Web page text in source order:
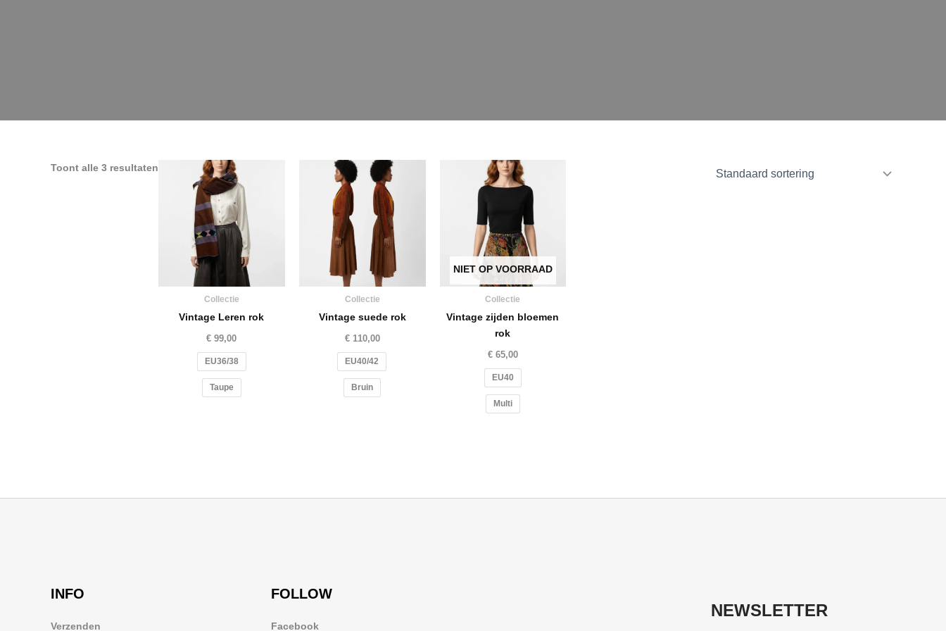
Toont alle 3 resultaten
Collectie
Vintage Leren rok
€ 99,00
EU36/38
Taupe
Collectie
Vintage suede rok
€110,00
EU40/42
Bruin
NIET OP VOORRAAD
Collectie
Vintage zijden bloemen
rok
€65,00
EU40
Multi
INFO
Verzenden
FOLLOW
Facebook
NEWSLETTER